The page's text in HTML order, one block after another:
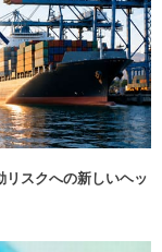
スクへの新しいヘッ